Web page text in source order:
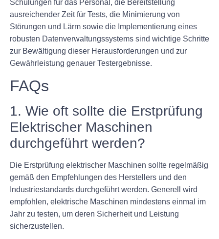
Schulungen für das Personal, die Bereitstellung
ausreichender Zeit für Tests, die Minimierung von
Störungen und Lärm sowie die Implementierung eines
robusten Datenverwaltungssystems sind wichtige Schritte
zur Bewältigung dieser Herausforderungen und zur
Gewährleistung genauer Testergebnisse.
FAQs
1. Wie oft sollte die Erstprüfung
Elektrischer Maschinen
durchgeführt werden?
Die Erstprüfung elektrischer Maschinen sollte regelmäßig
gemäß den Empfehlungen des Herstellers und den
Industriestandards durchgeführt werden. Generell wird
empfohlen, elektrische Maschinen mindestens einmal im
Jahr zu testen, um deren Sicherheit und Leistung
sicherzustellen.